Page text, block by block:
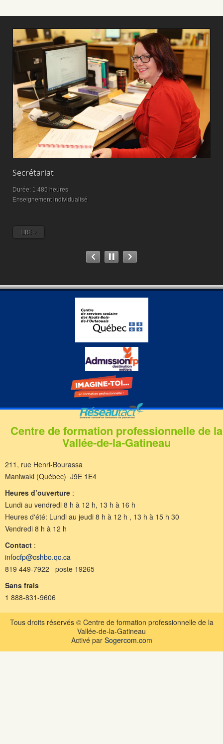
Secrétariat
Durée: 1 485 heures
Enseignement individualisé
LIRE +
Centre de formation professionnelle de la
Vallée-de-la-Gatineau
211, rue Henri-Bourassa
Maniwaki (Québec) J9E 1E4
Heures d’ouverture :
Lundi au vendredi 8 h à 12 h, 13 h à 16 h
Heures d'été: Lundi au jeudi 8 h à 12 h , 13 h à 15 h 30
Vendredi 8 h à 12 h
Contact :
infocfp@cshbo.qc.ca
819 449-7922 poste 19265
Sans frais
1 888-831-9606
Tous droits réservés © Centre de formation professionnelle de la
Vallée-de-la-Gatineau
Activé par Sogercom.com